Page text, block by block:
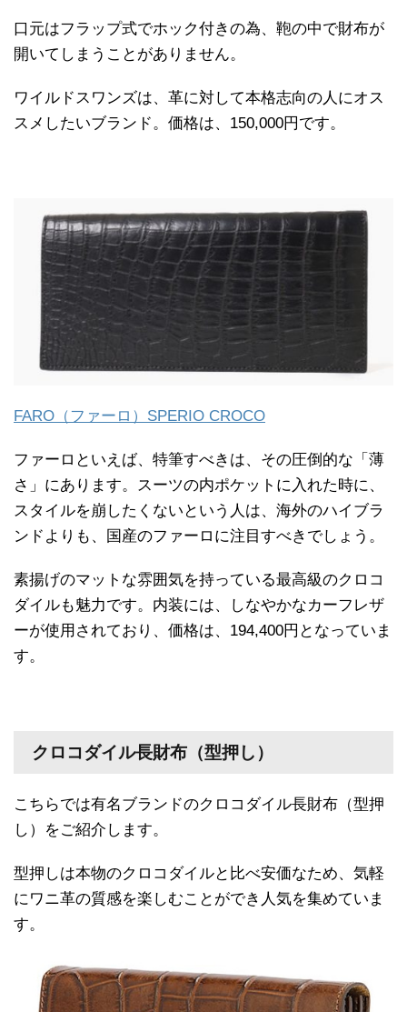
口元はフラップ式でホック付きの為、鞄の中で財布が
開いてしまうことがありません。
ワイルドスワンズは、革に対して本格志向の人にオス
スメしたいブランド。価格は、150,000円です。
FARO（ファーロ）SPERIO CROCO
ファーロといえば、特筆すべきは、その圧倒的な「薄
さ」にあります。スーツの内ポケットに入れた時に、
スタイルを崩したくないという人は、海外のハイブラ
ンドよりも、国産のファーロに注目すべきでしょう。
素揚げのマットな雰囲気を持っている最高級のクロコ
ダイルも魅力です。内装には、しなやかなカーフレザ
ーが使用されており、価格は、194,400円となっていま
す。
クロコダイル長財布（型押し）
こちらでは有名ブランドのクロコダイル長財布（型押
し）をご紹介します。
型押しは本物のクロコダイルと比べ安価なため、気軽
にワニ革の質感を楽しむことができ人気を集めていま
す。